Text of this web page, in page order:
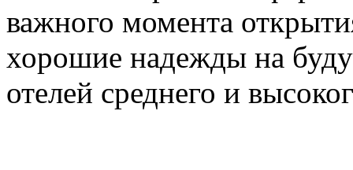
важного момента
хорошие надежды на
отелей среднего и